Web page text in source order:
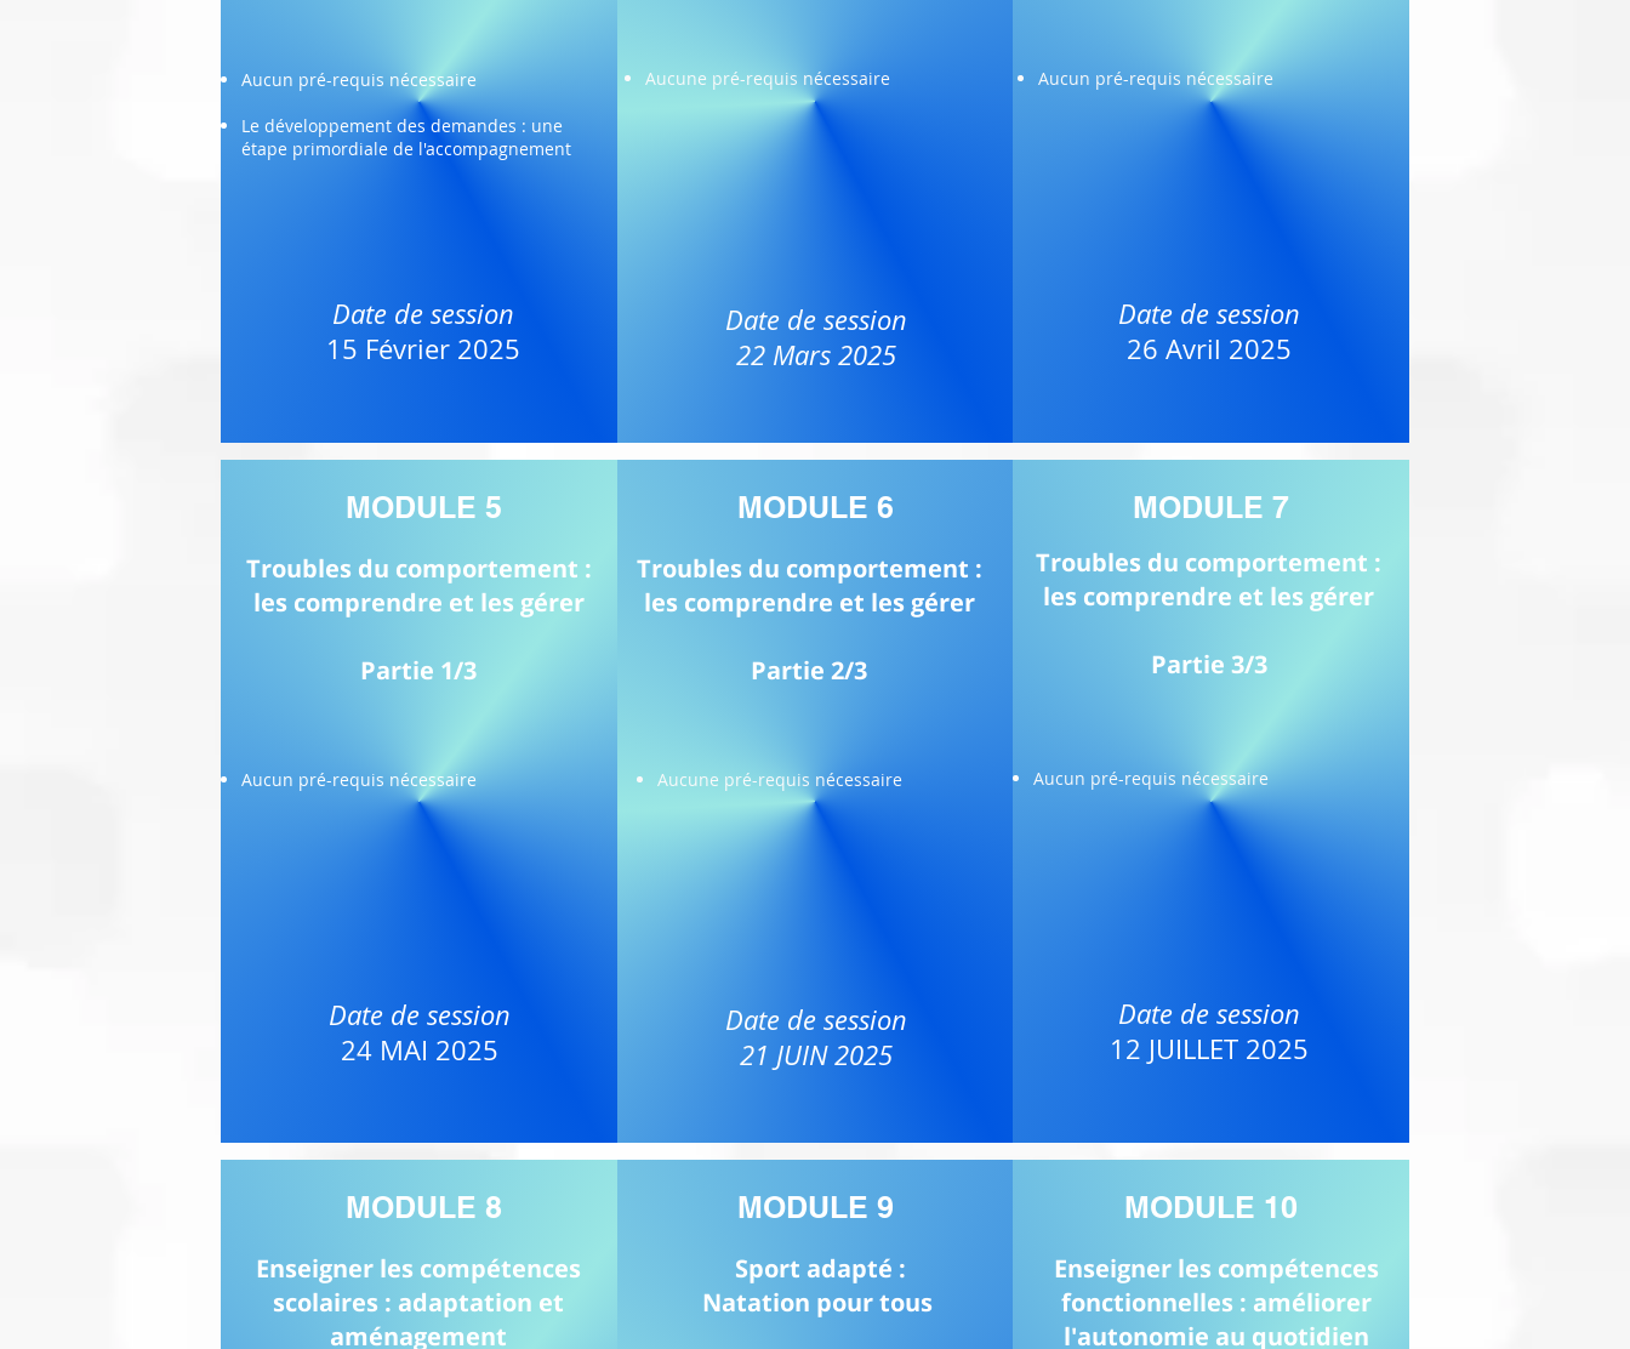
Aucun pré-requis nécessaire
Le développement des demandes : une
étape primordiale de l'accompagnement
Date de session
15 Février 2025
Aucune pré-requis nécessaire
Date de session
22 Mars 2025
Aucun pré-requis nécessaire
Date de session
26 Avril 2025
MODULE 5
Troubles du comportement :
les comprendre et les gérer
Partie 1/3
Aucun pré-requis nécessaire
Date de session
24 MAI 2025
MODULE 6
Troubles du comportement :
les comprendre et les gérer
Partie 2/3
Aucune pré-requis nécessaire
Date de session
21 JUIN 2025
MODULE 7
Troubles du comportement :
les comprendre et les gérer
Partie 3/3
Aucun pré-requis nécessaire
Date de session
12 JUILLET 2025
MODULE 8
Enseigner les compétences
scolaires : adaptation et
aménagement
MODULE 9
Sport adapté :
Natation pour tous
MODULE 10
Enseigner les compétences
fonctionnelles : améliorer
l'autonomie au quotidien